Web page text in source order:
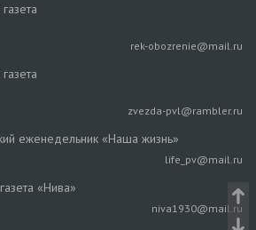
rek-obozrenie@mail.ru
zvezda-pvl@rambler.ru
еженедельник «Наша жизнь»
life_pv@mail.ru
«Нива»
niva1930@mail.ru